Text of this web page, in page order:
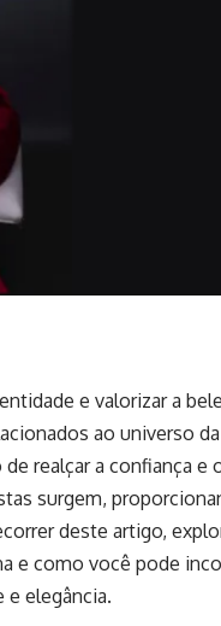
e valorizar a
ao universo
realçar a confiança e
surgem,
deste artigo,
e como você pode
elegância.